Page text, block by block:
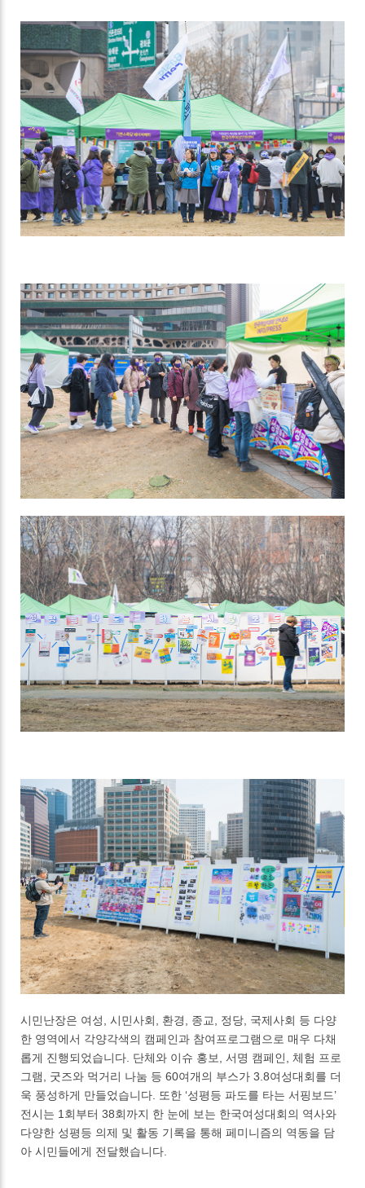
시민난장은 여성, 시민사회, 환경, 종교, 정당, 국제사회 등 다양
한 영역에서 각양각색의 캠페인과 참여프로그램으로 매우 다채
롭게 진행되었습니다. 단체와 이슈 홍보, 서명 캠페인, 체험 프로
그램, 굿즈와 먹거리 나눔 등 60여개의 부스가 3.8여성대회를 더
욱 풍성하게 만들었습니다. 또한 ‘성평등 파도를 타는 서핑보드’
전시는 1회부터 38회까지 한 눈에 보는 한국여성대회의 역사와
다양한 성평등 의제 및 활동 기록을 통해 페미니즘의 역동을 담
아 시민들에게 전달했습니다.